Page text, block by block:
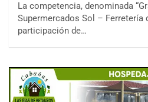
La competencia, denominada
Supermercados Sol – Ferretería
participación de…